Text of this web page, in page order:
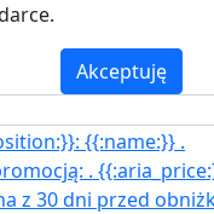
Akceptuję
{{:name:}} .
.
z 30 dni przed